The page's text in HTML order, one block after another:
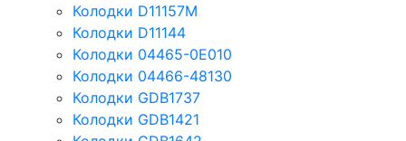
Колодки D11157M
Колодки D11144
Колодки 04465-0E010
Колодки 04466-48130
Колодки GDB1737
Колодки GDB1421